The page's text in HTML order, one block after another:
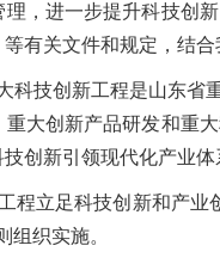
，进一步提升科技创
有关文件和规定，结
科技创新工程是山东省
大创新产品研发和重
创新引领现代化产业
程立足科技创新和产业
组织实施。